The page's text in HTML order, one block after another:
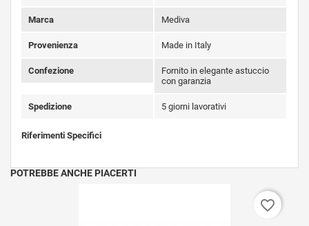
Marca Mediva
Provenienza Made in Italy
Confezione
Fornito in elegante astuccio
con garanzia
Spedizione 5 giorni lavorativi
Riferimenti Specifici
POTREBBE ANCHE PIACERTI
favorite_border